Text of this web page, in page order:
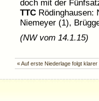
doch mit der
TTC Rödinghausen:
Niemeyer (1),
(NW vom 14.1.15)
« Auf erste Niederlage folgt klarer